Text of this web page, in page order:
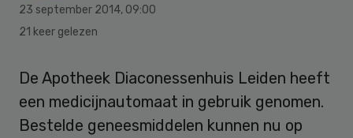
23 september 2014, 09:00
21 keer gelezen
De Apotheek Diaconessenhuis Leiden heeft
een medicijnautomaat in gebruik genomen.
Bestelde geneesmiddelen kunnen nu op